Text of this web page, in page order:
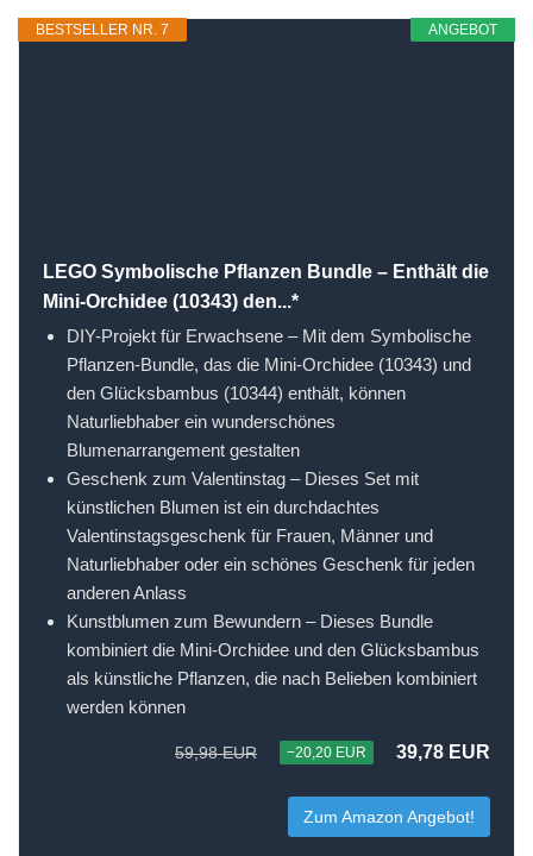
ANGEBOT
BESTSELLER NR. 7
LEGO Symbolische Pflanzen Bundle – Enthält die
Mini-Orchidee (10343) den...*
DIY-Projekt für Erwachsene – Mit dem Symbolische
Pflanzen-Bundle, das die Mini-Orchidee (10343) und
den Glücksbambus (10344) enthält, können
Naturliebhaber ein wunderschönes
Blumenarrangement gestalten
Geschenk zum Valentinstag – Dieses Set mit
künstlichen Blumen ist ein durchdachtes
Valentinstagsgeschenk für Frauen, Männer und
Naturliebhaber oder ein schönes Geschenk für jeden
anderen Anlass
Kunstblumen zum Bewundern – Dieses Bundle
kombiniert die Mini-Orchidee und den Glücksbambus
als künstliche Pflanzen, die nach Belieben kombiniert
werden können
59,98 EUR −20,20 EUR 39,78 EUR
Zum Amazon Angebot!